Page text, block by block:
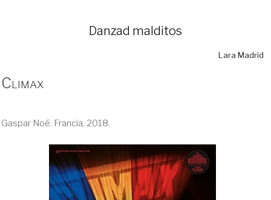
Danzad malditos
Lara Madrid
Climax
Gaspar Noé. Francia, 2018.